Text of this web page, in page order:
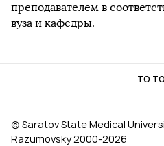
преподавателем в
вуза и кафедры.
TO
© Saratov State Medical
Razumovsky 2000‑2026